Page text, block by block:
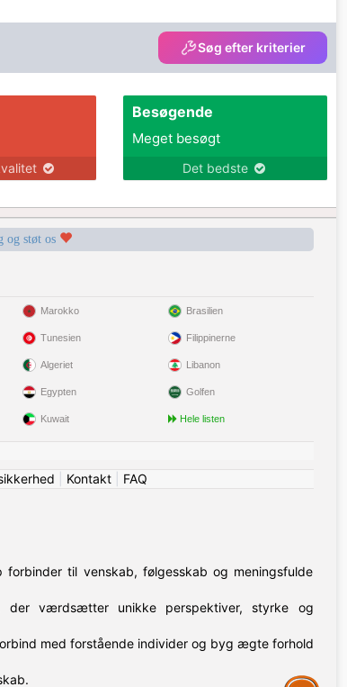
Søg efter kriterier
Besøgende
Meget besøgt
Det bedste
og støt os
Marokko
Tunesien
Algeriet
Egypten
Kuwait
Brasilien
Filippinerne
Libanon
Golfen
Hele listen
Kontakt FAQ
til venskab, følgesskab og meningsfulde
der værdsætter unikke perspektiver, styrke og
med forstående individer og byg ægte forhold